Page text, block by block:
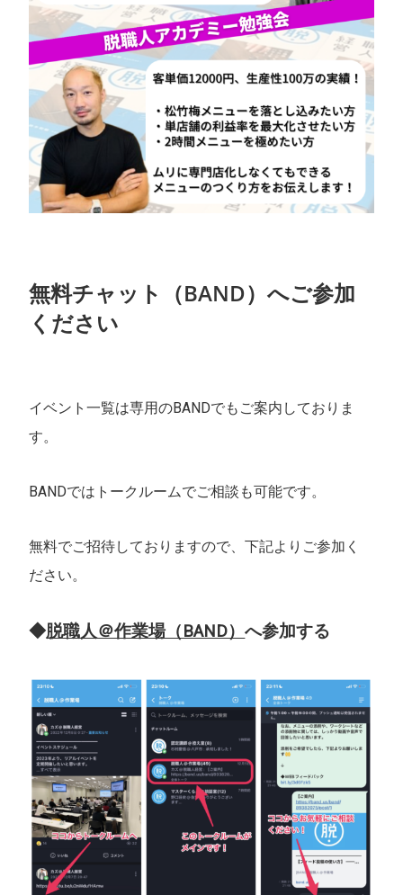
無料チャット（BAND）へご参加
ください
イベント一覧は専用のBANDでもご案内しておりま
す。
BANDではトークルームでご相談も可能です。
無料でご招待しておりますので、下記よりご参加く
ださい。
◆脱職人＠作業場（BAND）へ参加する